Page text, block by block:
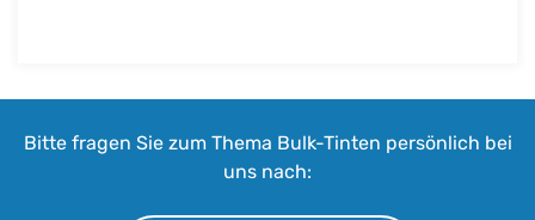
Bitte fragen Sie zum Thema Bulk-Tinten persönlich bei
uns nach: